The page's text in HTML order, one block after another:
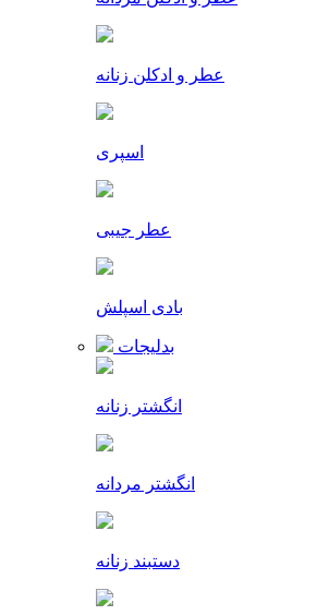
عطر و ادکلن زنانه
اسپری
عطر جیبی
بادی اسپلش
بدلیجات
انگشتر زنانه
انگشتر مردانه
دستبند زنانه